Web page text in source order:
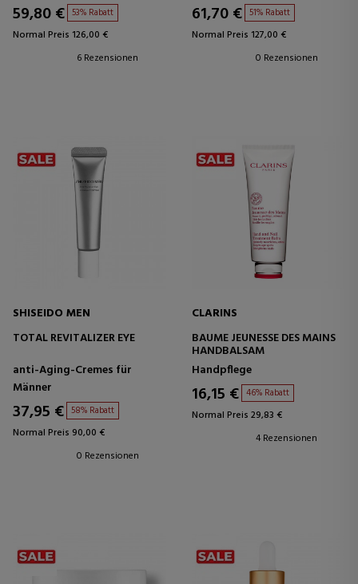
59,80 € 53% Rabatt
Normal Preis 126,00 €
6 Rezensionen
61,70 € 51% Rabatt
Normal Preis 127,00 €
0 Rezensionen
SHISEIDO MEN
TOTAL REVITALIZER EYE
anti-Aging-Cremes für
Männer
37,95 € 58% Rabatt
Normal Preis 90,00 €
0 Rezensionen
CLARINS
BAUME JEUNESSE DES MAINS
HANDBALSAM
Handpflege
16,15 € 46% Rabatt
Normal Preis 29,83 €
4 Rezensionen